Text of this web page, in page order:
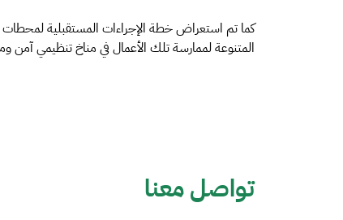
كما تم استعراض خطة الإجراءات المستقبلية لمحطات
المتنوعة لممارسة تلك الأعمال في مناخ تنظيمي آمن
تواصل معنا